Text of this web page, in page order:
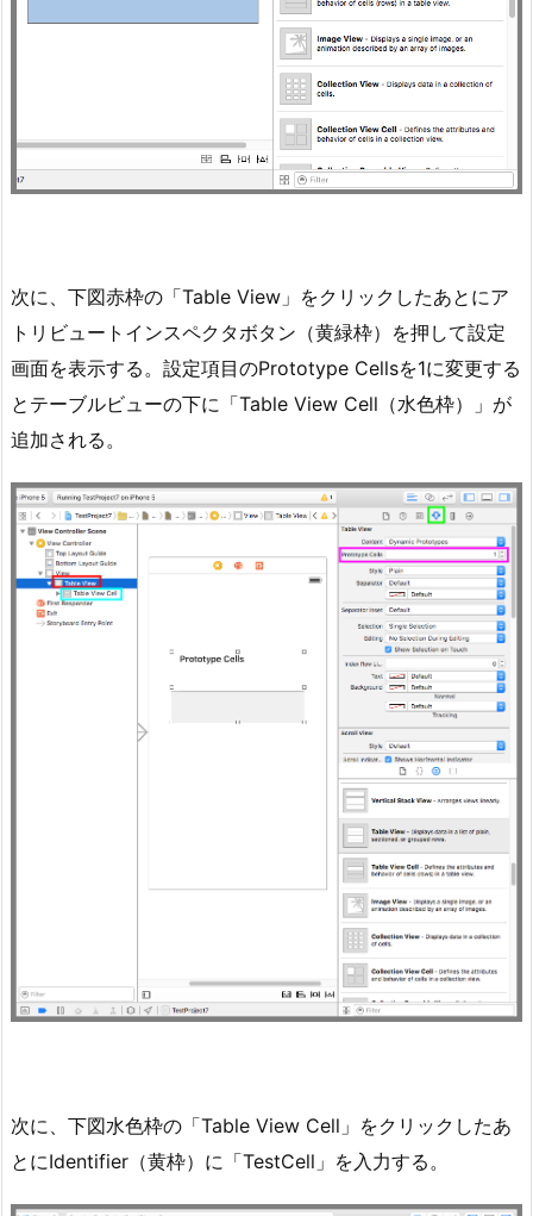
次に、下図赤枠の「Table View」をクリックしたあとにア
トリビュートインスペクタボタン（黄緑枠）を押して設定
画面を表示する。設定項目のPrototype Cellsを1に変更する
とテーブルビューの下に「Table View Cell（水色枠）」が
追加される。
次に、下図水色枠の「Table View Cell」をクリックしたあ
とにIdentifier（黄枠）に「TestCell」を入力する。